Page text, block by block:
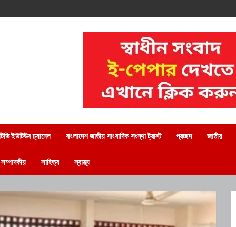
ইউটিউব চ্যানেল বাংলাদেশ জাতীয় সাংবাদিক সংস্থা ট্রাস্ট প্রচ্ছদ জাতীয়
সম্পাদকীয় সাহিত্য স্বাস্থ্য